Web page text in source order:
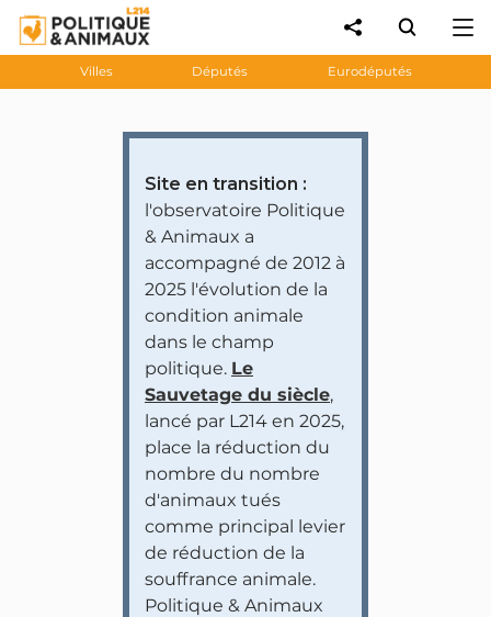
Villes Députés Eurodéputés
Site en transition :
l'observatoire Politique
& Animaux a
accompagné de 2012 à
2025 l'évolution de la
condition animale
dans le champ
politique. Le
Sauvetage du siècle,
lancé par L214 en 2025,
place la réduction du
nombre du nombre
d'animaux tués
comme principal levier
de réduction de la
souffrance animale.
Politique & Animaux